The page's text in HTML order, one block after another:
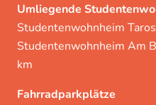
Umliegende
Studentenwohnheim
Studentenwohnheim Am
km
Fahrradparkplätze